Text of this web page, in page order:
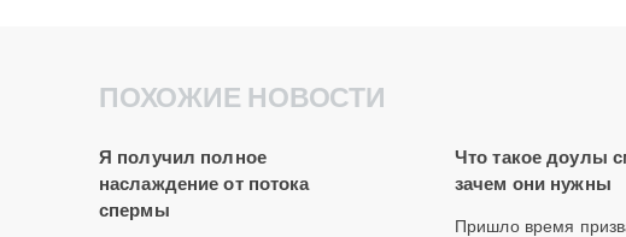
ПОХОЖИЕ НОВОСТИ
Я получил полное
наслаждение от потока
спермы
Что такое доулы
зачем они нужны
Пришло время